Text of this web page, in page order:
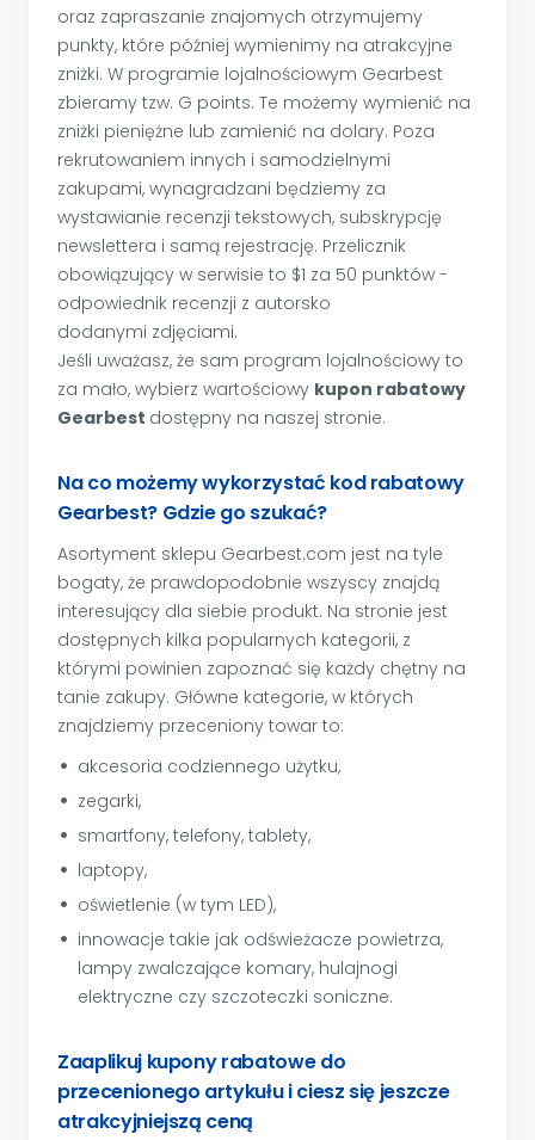
oraz zapraszanie znajomych otrzymujemy
punkty, które później wymienimy na atrakcyjne
zniżki. W programie lojalnościowym Gearbest
zbieramy tzw. G points. Te możemy wymienić na
zniżki pieniężne lub zamienić na dolary. Poza
rekrutowaniem innych i samodzielnymi
zakupami, wynagradzani będziemy za
wystawianie recenzji tekstowych, subskrypcję
newslettera i samą rejestrację. Przelicznik
obowiązujący w serwisie to $1 za 50 punktów -
odpowiednik recenzji z autorsko
dodanymi zdjęciami.
Jeśli uważasz, że sam program lojalnościowy to
za mało, wybierz wartościowy kupon rabatowy
Gearbest dostępny na naszej stronie.
Na co możemy wykorzystać kod rabatowy
Gearbest? Gdzie go szukać?
Asortyment sklepu Gearbest.com jest na tyle
bogaty, że prawdopodobnie wszyscy znajdą
interesujący dla siebie produkt. Na stronie jest
dostępnych kilka popularnych kategorii, z
którymi powinien zapoznać się każdy chętny na
tanie zakupy. Główne kategorie, w których
znajdziemy przeceniony towar to:
akcesoria codziennego użytku,
zegarki,
smartfony, telefony, tablety,
laptopy,
oświetlenie (w tym LED),
innowacje takie jak odświeżacze powietrza,
lampy zwalczające komary, hulajnogi
elektryczne czy szczoteczki soniczne.
Zaaplikuj kupony rabatowe do
przecenionego artykułu i ciesz się jeszcze
atrakcyjniejszą ceną